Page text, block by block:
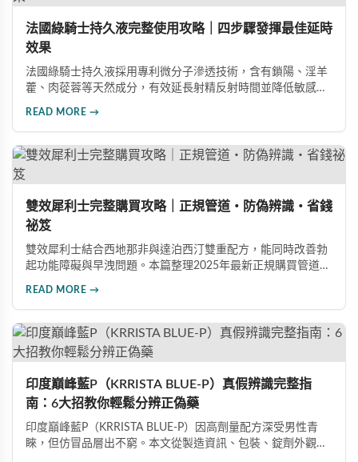
法國綠騎士持久液完整使用攻略｜四步驟發揮最佳延時
效果
法國綠騎士持久液採用專利微分子滲透技術，含有鎖陽、淫羊
藿、肉蓯蓉等天然成分，有效延長射精反射時間並降低敏感
READ MORE →
雙效犀利士完整購買攻略｜正規管道・防偽辨識・省錢
祕笈
雙效犀利士結合西地那非與達泊西汀雙重配方，能同時改善勃
起功能障礙與早洩問題。本篇整理2025年最新正規購買管道、
READ MORE →
印度巔峰藍P（KRRISTA BLUE-P）真假辨識完整指
南：6大招教你輕鬆分辨正偽藥
印度巔峰藍P（KRRISTA BLUE-P）因高劑量配方深受男性青
睞，但仿冒品層出不窮。本文從製造資訊、包裝、錠劑外觀、